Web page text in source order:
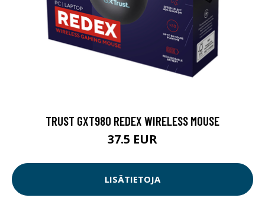
TRUST GXT980 REDEX WIRELESS MOUSE
37.5 EUR
LISÄTIETOJA